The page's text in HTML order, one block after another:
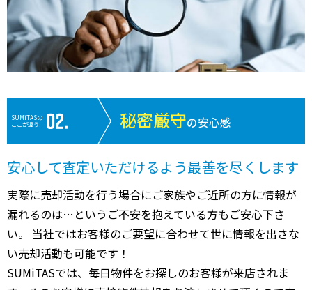
SUMiTASの
ここが違う!
秘密厳守の安心感
安心して査定いただけるよう最善を尽くします
実際に売却活動を行う場合にご家族やご近所の方に情報が
漏れるのは…というご不安を抱えている方もご安心下さ
い。 当社ではお客様のご要望に合わせて世に情報を出さな
い売却活動も可能です！
SUMiTASでは、毎日物件をお探しのお客様が来店されま